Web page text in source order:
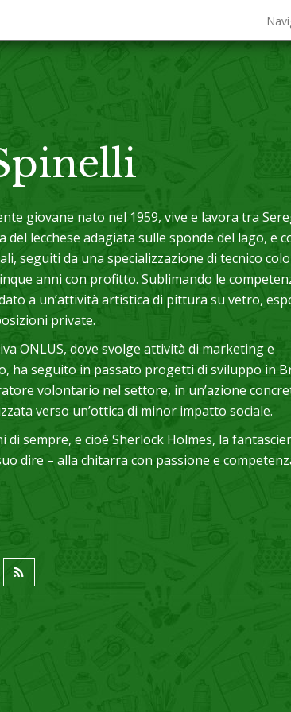
giovane nato nel 1959, vive e lavora tra
del lecchese adagiata sulle sponde del lago, e
seguiti da una specializzazione di tecnico
anni con profitto. Sublimando le
a un’attività artistica di pittura su vetro,
private.
ONLUS, dove svolge attività di marketing e
ha seguito in passato progetti di sviluppo in
volontario nel settore, in un’azione
verso un’ottica di minor impatto sociale.
sempre, e cioè Sherlock Holmes, la
dire – alla chitarra con passione e